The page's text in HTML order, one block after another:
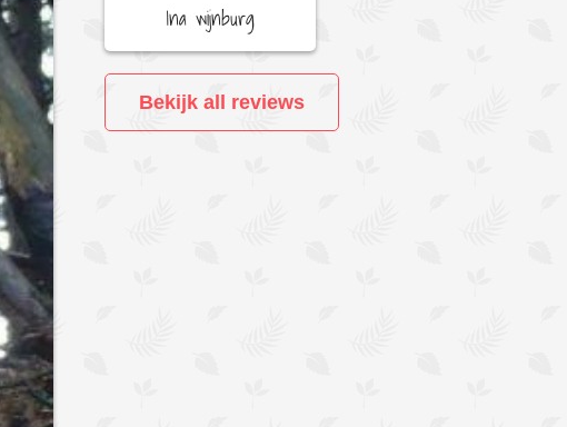
Ina wijnburg
Bekijk all reviews